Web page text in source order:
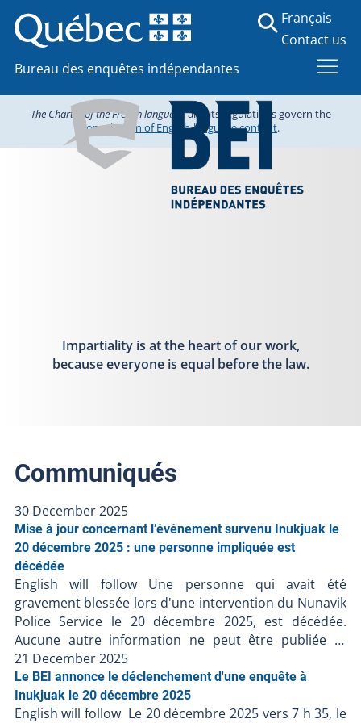
Bureau des enquêtes indépendantes
Français
Contact us
The Charter of the French languageand its regulations govern the
consultation of English-language content.
Impartiality is at the heart of our work,
because everyone is equal before the law.
Communiqués
30 December 2025
Mise à jour concernant l’événement survenu Inukjuak le
20 décembre 2025 : une personne impliquée est
décédée
English will follow Une personne qui avait été
gravement blessée lors d'une intervention du Nunavik
Police Service le 20 décembre 2025, est décédée.
Aucune autre information ne peut être publiée et
l'enquête du BEI est toujours en cours. Le Bureau des
enquêtes indépendantes a pour mission de faire la
lumière complète sur les faits entourant l’intervention
policière. Le BEI enquête dans tous les cas où une
21 December 2025
Le BEI annonce le déclenchement d'une enquête à
Inukjuak le 20 décembre 2025
English will follow Le 20 décembre 2025 vers 7 h 35, le